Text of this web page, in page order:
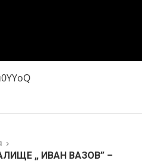
„ ИВАН ВАЗОВ” –